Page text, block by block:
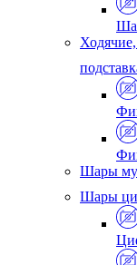
Шары
Шары